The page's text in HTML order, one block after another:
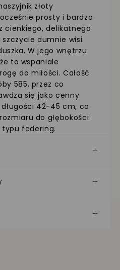
złoty
prosty i bardzo
cienkiego, delikatnego
dumnie wisi
W jego wnętrzu
to wspaniale
do miłości. Całość
585, przez co
się jako cenny
42-45 cm, co
do głębokości
federing.